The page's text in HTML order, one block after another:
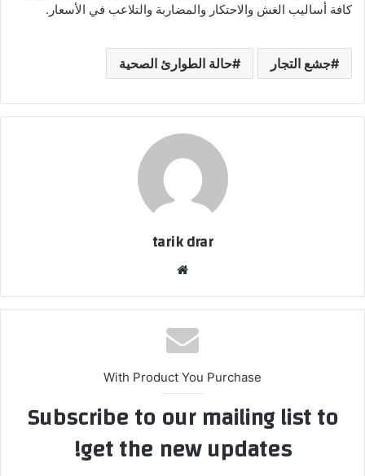
كافة أساليب الغش والاحتكار والمضاربة والتلاعب في الأسعار.
جشع التجار حالة الطوارئ الصحية
tarik drar
الوي
ب
With Product You Purchase
Subscribe to our mailing list to
get the new updates!